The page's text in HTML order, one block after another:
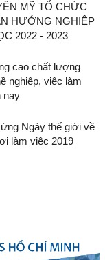
MỸ TỔ CHỨC
HƯỚNG NGHIỆP
2022 - 2023
cao chất lượng
nghiệp, việc làm
nay
Ngày thế giới về
làm việc 2019